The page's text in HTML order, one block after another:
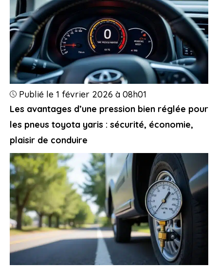
Les avantages d’une pression bien réglée pour
les pneus toyota yaris : sécurité, économie,
plaisir de conduire
Publié le 1 février 2026 à 08h01